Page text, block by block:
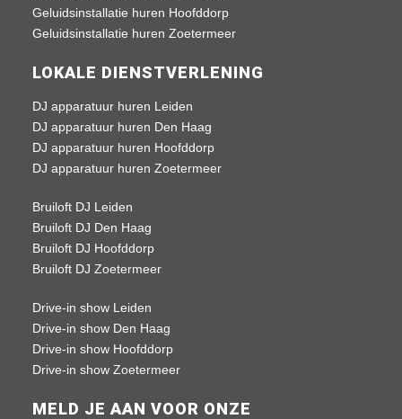
Geluidsinstallatie huren Hoofddorp
Geluidsinstallatie huren Zoetermeer
LOKALE DIENSTVERLENING
DJ apparatuur huren Leiden
DJ apparatuur huren Den Haag
DJ apparatuur huren Hoofddorp
DJ apparatuur huren Zoetermeer
Bruiloft DJ Leiden
Bruiloft DJ Den Haag
Bruiloft DJ Hoofddorp
Bruiloft DJ Zoetermeer
Drive-in show Leiden
Drive-in show Den Haag
Drive-in show Hoofddorp
Drive-in show Zoetermeer
MELD JE AAN VOOR ONZE